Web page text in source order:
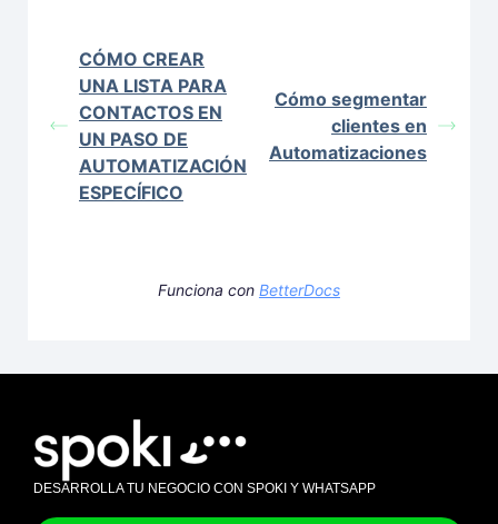
CÓMO CREAR
UNA LISTA PARA
CONTACTOS EN
UN PASO DE
AUTOMATIZACIÓN
ESPECÍFICO
Cómo segmentar
clientes en
Automatizaciones
Funciona con BetterDocs
DESARROLLA TU NEGOCIO CON SPOKI Y WHATSAPP